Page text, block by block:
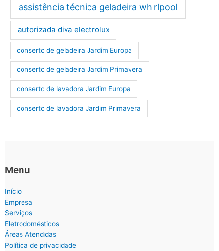
assistência técnica geladeira whirlpool
autorizada diva electrolux
conserto de geladeira Jardim Europa
conserto de geladeira Jardim Primavera
conserto de lavadora Jardim Europa
conserto de lavadora Jardim Primavera
Menu
Início
Empresa
Serviços
Eletrodomésticos
Áreas Atendidas
Política de privacidade